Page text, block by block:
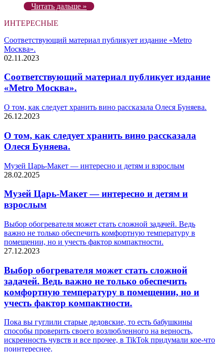
Читать дальше »
ИНТЕРЕСНЫЕ
Соответствующий материал публикует издание «Metro
Москва».
02.11.2023
Соответствующий материал публикует издание
«Metro Москва».
О том, как следует хранить вино рассказала Олеся Буняева.
26.12.2023
О том, как следует хранить вино рассказала
Олеся Буняева.
Музей Царь-Макет — интересно и детям и взрослым
28.02.2025
Музей Царь-Макет — интересно и детям и
взрослым
Выбор обогревателя может стать сложной задачей. Ведь
важно не только обеспечить комфортную температуру в
помещении, но и учесть фактор компактности.
27.12.2023
Выбор обогревателя может стать сложной
задачей. Ведь важно не только обеспечить
комфортную температуру в помещении, но и
учесть фактор компактности.
Пока вы гуглили старые дедовские, то есть бабушкины
способы проверить своего возлюбленного на верность,
искренность чувств и все прочее, в TikTok придумали кое-что
поинтереснее.